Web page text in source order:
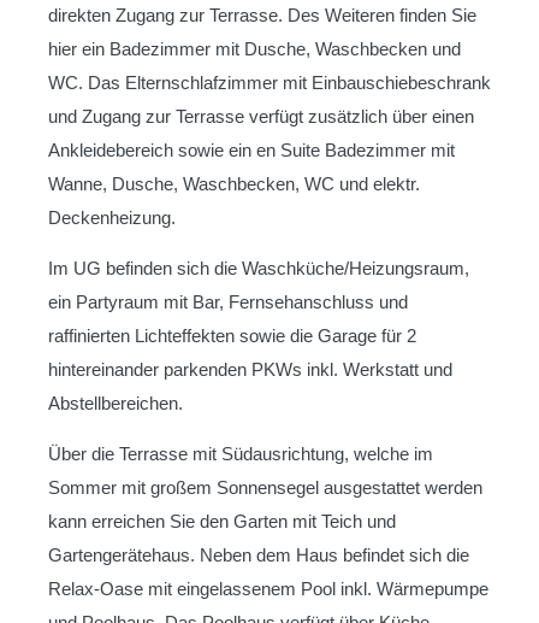
direkten Zugang zur Terrasse. Des Weiteren finden Sie
hier ein Badezimmer mit Dusche, Waschbecken und
WC. Das Elternschlafzimmer mit Einbauschiebeschrank
und Zugang zur Terrasse verfügt zusätzlich über einen
Ankleidebereich sowie ein en Suite Badezimmer mit
Wanne, Dusche, Waschbecken, WC und elektr.
Deckenheizung.
Im UG befinden sich die Waschküche/Heizungsraum,
ein Partyraum mit Bar, Fernsehanschluss und
raffinierten Lichteffekten sowie die Garage für 2
hintereinander parkenden PKWs inkl. Werkstatt und
Abstellbereichen.
Über die Terrasse mit Südausrichtung, welche im
Sommer mit großem Sonnensegel ausgestattet werden
kann erreichen Sie den Garten mit Teich und
Gartengerätehaus. Neben dem Haus befindet sich die
Relax-Oase mit eingelassenem Pool inkl. Wärmepumpe